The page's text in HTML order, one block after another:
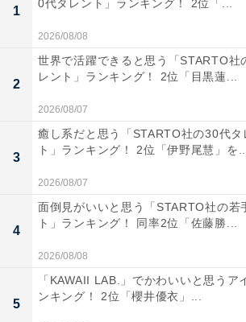
※回答者のコメントは原文ママです
All About ニュースの編集者。オールアバウトに
ドにフォーカスした記事執筆やSEOライティン
ちにAll About ニュースチームのメンバーに加入
チャー・エンタメなどを中心に企画編集を担当
屋巡りとスポーツ観戦が生きがい。
次ページ
4位までの全ラン
1
0代タレント」ランキング！ 2位「...
2026/08/08
2
世界で活躍できると思う「STARTO社
レント」ランキング！ 2位「目黒蓮...
2026/08/07
3
癒し系だと思う「STARTO社の30代タ
ト」ランキング！ 2位「伊野尾慧」を...
2026/08/07
4
面倒見がいいと思う「STARTO社の若
ト」ランキング！ 同率2位「佐藤勝...
2026/08/08
5
「KAWAII LAB.」でかわいいと思うア
ンキング！ 2位「櫻井優衣」...